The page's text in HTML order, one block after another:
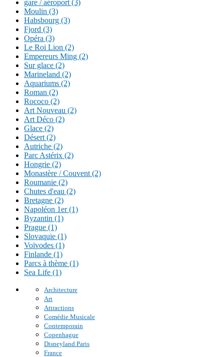
gare / aéroport (3)
Moulin (3)
Habsbourg (3)
Fjord (3)
Opéra (3)
Le Roi Lion (2)
Empereurs Ming (2)
Sur glace (2)
Marineland (2)
Aquariums (2)
Roman (2)
Rococo (2)
Art Nouveau (2)
Art Déco (2)
Glace (2)
Désert (2)
Autriche (2)
Parc Astérix (2)
Hongrie (2)
Monastère / Couvent (2)
Roumanie (2)
Chutes d'eau (2)
Bretagne (2)
Napoléon 1er (1)
Byzantin (1)
Prague (1)
Slovaquie (1)
Voïvodes (1)
Finlande (1)
Parcs à thème (1)
Sea Life (1)
Architecture
Art
Attractions
Comédie Musicale
Contemporain
Copenhague
Disneyland Paris
France